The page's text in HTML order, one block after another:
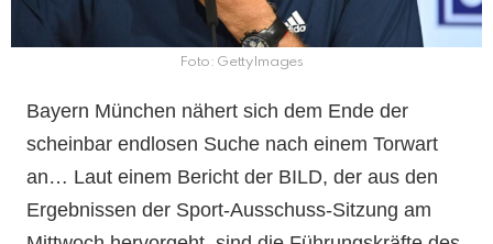
Foto: GettyImages
Bayern München nähert sich dem Ende der
scheinbar endlosen Suche nach einem Torwart
an… Laut einem Bericht der BILD, der aus den
Ergebnissen der Sport-Ausschuss-Sitzung am